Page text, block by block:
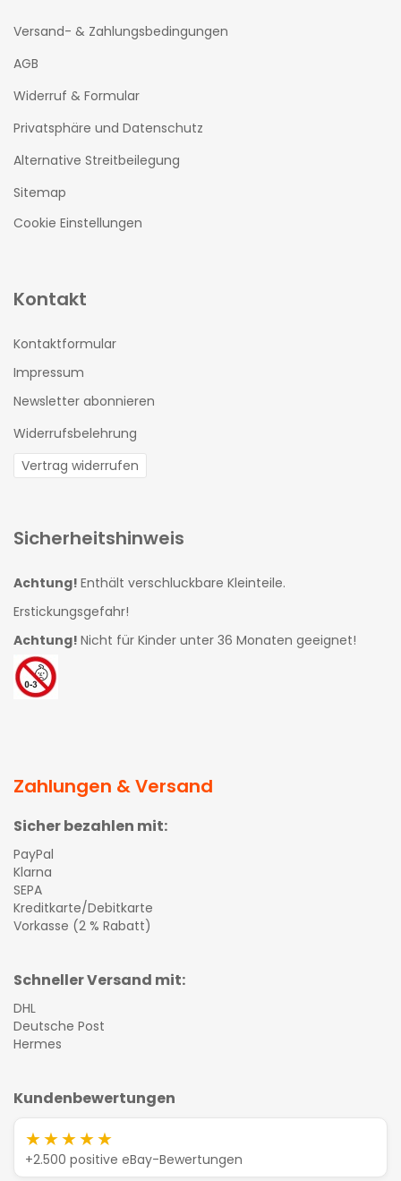
Versand- & Zahlungsbedingungen
AGB
Widerruf & Formular
Privatsphäre und Datenschutz
Alternative Streitbeilegung
Sitemap
Cookie Einstellungen
Kontakt
Kontaktformular
Impressum
Newsletter abonnieren
Widerrufsbelehrung
Vertrag widerrufen
Sicherheitshinweis
Achtung! Enthält verschluckbare Kleinteile.
Erstickungsgefahr!
Achtung! Nicht für Kinder unter 36 Monaten geeignet!
Zahlungen & Versand
Sicher bezahlen mit:
PayPal
Klarna
SEPA
Kreditkarte/Debitkarte
Vorkasse (2 % Rabatt)
Schneller Versand mit:
DHL
Deutsche Post
Hermes
Kundenbewertungen
★★★★★
+2.500 positive eBay-Bewertungen